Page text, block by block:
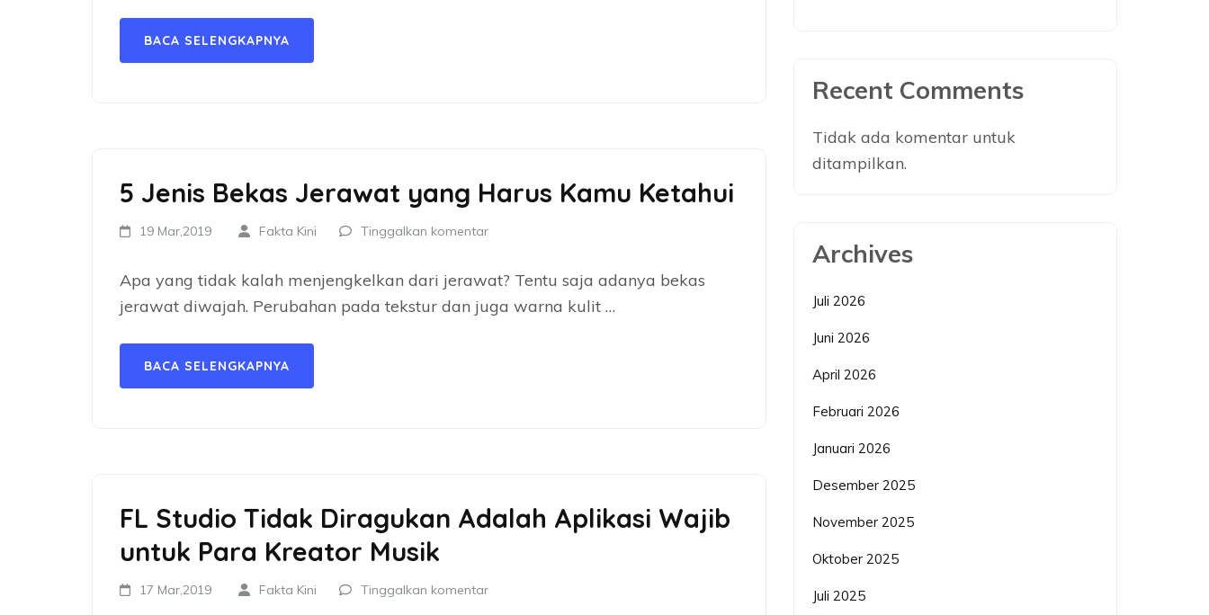
BACA SELENGKAPNYA
5 Jenis Bekas Jerawat yang Harus Kamu Ketahui
19 Mar,2019 Fakta Kini Tinggalkan komentar
Apa yang tidak kalah menjengkelkan dari jerawat? Tentu saja adanya bekas
jerawat diwajah. Perubahan pada tekstur dan juga warna kulit …
BACA SELENGKAPNYA
FL Studio Tidak Diragukan Adalah Aplikasi Wajib
untuk Para Kreator Musik
17 Mar,2019 Fakta Kini Tinggalkan komentar
Recent Comments
Tidak ada komentar untuk
ditampilkan.
Archives
Juli 2026
Juni 2026
April 2026
Februari 2026
Januari 2026
Desember 2025
November 2025
Oktober 2025
Juli 2025